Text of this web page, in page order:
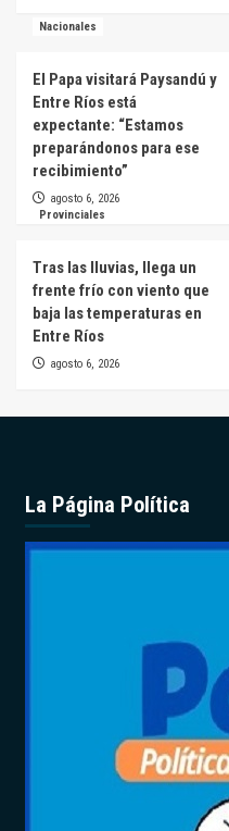
Nacionales
El Papa visitará Paysandú y
Entre Ríos está
expectante: “Estamos
preparándonos para ese
recibimiento”
agosto 6, 2026
Provinciales
Tras las lluvias, llega un
frente frío con viento que
baja las temperaturas en
Entre Ríos
agosto 6, 2026
La Página Política